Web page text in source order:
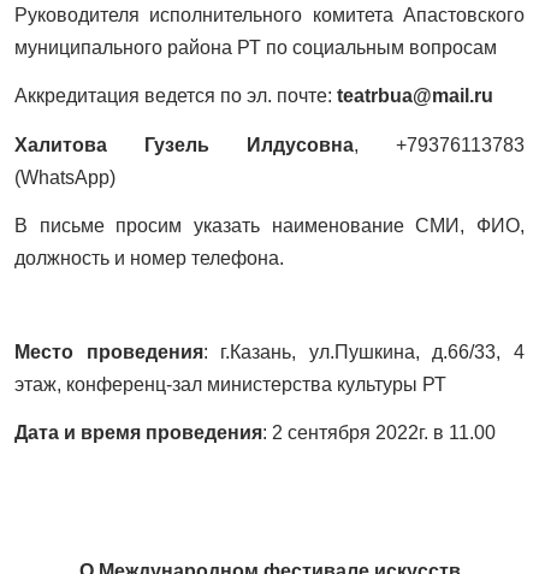
Руководителя исполнительного комитета Апастовского
муниципального района РТ по социальным вопросам
Аккредитация ведется по эл. почте: teatrbua@mail.ru
Халитова Гузель Илдусовна, +79376113783
(WhatsApp)
В письме просим указать наименование СМИ, ФИО,
должность и номер телефона.
Место проведения: г.Казань, ул.Пушкина, д.66/33, 4
этаж, конференц-зал министерства культуры РТ
Дата и время проведения: 2 сентября 2022г. в 11.00